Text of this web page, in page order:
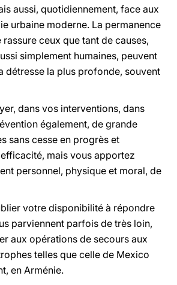
aussi, quotidiennement, face aux
urbaine moderne. La permanence
ceux que tant de causes,
simplement humaines, peuvent
détresse la plus profonde, souvent
dans vos interventions, dans
également, de grande
sans cesse en progrès et
mais vous apportez
personnel, physique et moral, de
votre disponibilité à répondre
parviennent parfois de très loin,
aux opérations de secours aux
telles que celle de Mexico
en Arménie.